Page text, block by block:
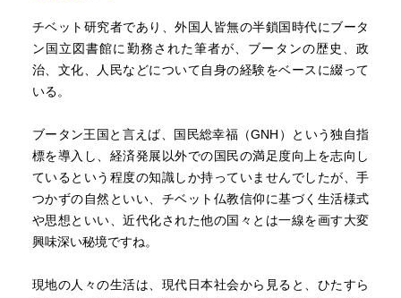
チベット研究者であり、外国人皆無の半鎖国時代にブータ
ン国立図書館に勤務された筆者が、ブータンの歴史、政
治、文化、人民などについて自身の経験をベースに綴って
いる。
ブータン王国と言えば、国民総幸福（GNH）という独自指
標を導入し、経済発展以外での国民の満足度向上を志向し
ているという程度の知識しか持っていませんでしたが、手
つかずの自然といい、チベット仏教信仰に基づく生活様式
や思想といい、近代化された他の国々とは一線を画す大変
興味深い秘境ですね。
現地の人々の生活は、現代日本社会から見ると、ひたすら